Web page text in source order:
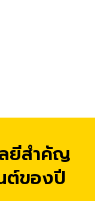
ลยีสำคัญ
ต์ของปี